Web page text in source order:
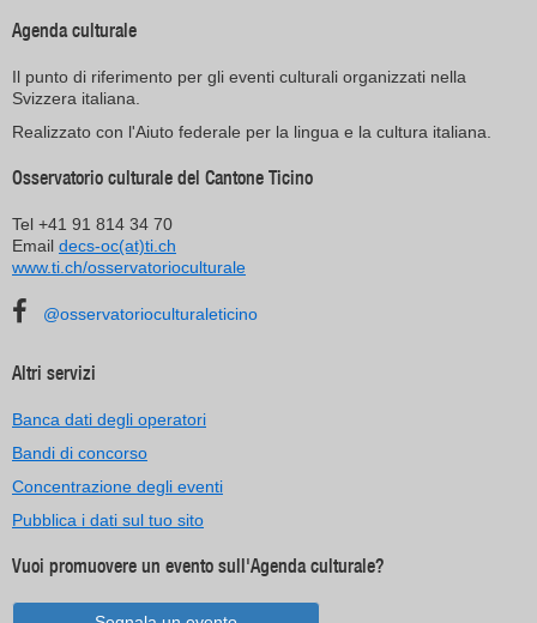
Agenda culturale
Il punto di riferimento per gli eventi culturali organizzati nella
Svizzera italiana.
Realizzato con l'Aiuto federale per la lingua e la cultura italiana.
Osservatorio culturale del Cantone Ticino
Tel +41 91 814 34 70
Email decs-oc(at)ti.ch
www.ti.ch/osservatorioculturale
@osservatorioculturaleticino
Altri servizi
Banca dati degli operatori
Bandi di concorso
Concentrazione degli eventi
Pubblica i dati sul tuo sito
Vuoi promuovere un evento sull'Agenda culturale?